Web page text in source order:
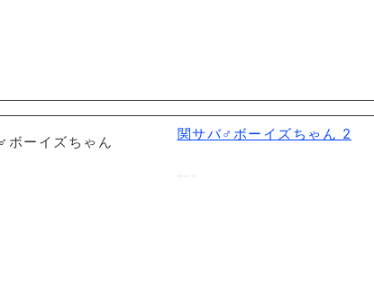
関サバ♂ボーイズちゃん 2
…..